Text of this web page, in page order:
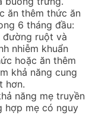
ăn thêm thức ăn
6 tháng đầu:
đường ruột và
nhiễm khuẩn
hoặc ăn thêm
khả năng cung
hơn.
năng mẹ truyền
hợp mẹ có nguy